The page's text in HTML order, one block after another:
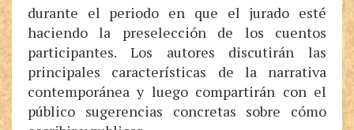
durante el periodo en que el jurado esté
haciendo la preselección de los cuentos
participantes. Los autores discutirán las
principales características de la narrativa
contemporánea y luego compartirán con el
público sugerencias concretas sobre cómo